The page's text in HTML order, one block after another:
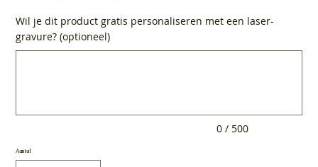
Wil je dit product gratis personaliseren met een laser-
gravure? (optioneel)
0 / 500
Aantal